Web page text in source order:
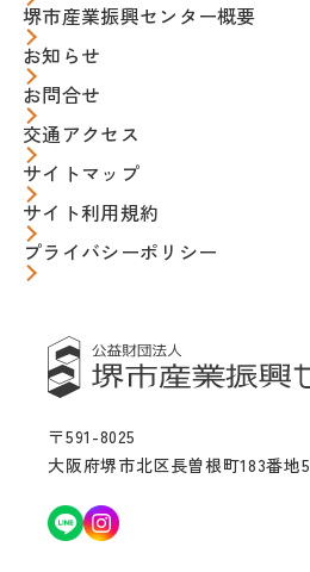
〒591-8025
大阪府堺市北区長曽根町183番地5
堺市産業振興センター概要
お知らせ
お問合せ
交通アクセス
サイトマップ
サイト利用規約
プライバシーポリシー